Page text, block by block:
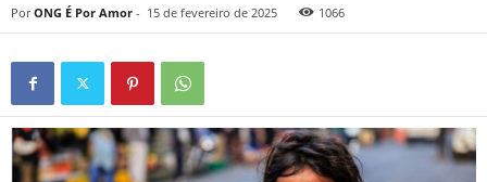
Por ONG É Por Amor - 15 de fevereiro de 2025 1066